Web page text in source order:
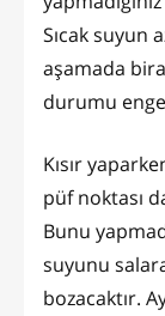
Sıcak suyun
aşamada
durumu
Kısır
püf noktası
Bunu
suyunu
bozacaktır.